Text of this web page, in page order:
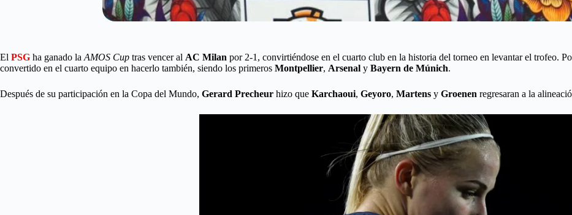
El PSG ha ganado la AMOS Cup tras vencer al AC Milan por 2-1, convirtiéndose en el cuarto club en la historia del torneo en levantar el trofeo.
convertido en el cuarto equipo en hacerlo también, siendo los primeros Montpellier, Arsenal y Bayern de Múnich.
Después de su participación en la Copa del Mundo, Gerard Precheur hizo que Karchaoui, Geyoro, Martens y Groenen regresaran a la